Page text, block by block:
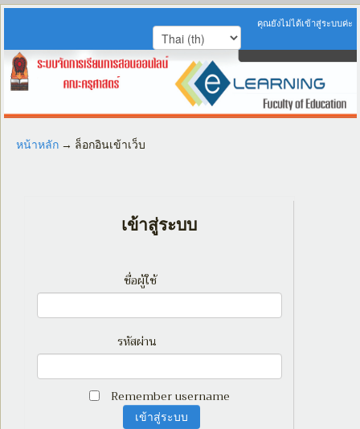
คุณยังไม่ได้เข้าสู่ระบบค่ะ
หน้าหลัก → ล็อกอินเข้าเว็บ
เข้าสู่ระบบ
ชื่อผู้ใช้
รหัสผ่าน
Remember username